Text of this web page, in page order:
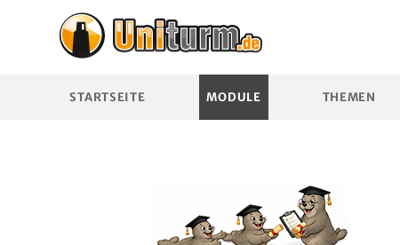
STARTSEITE MODULE THEMEN